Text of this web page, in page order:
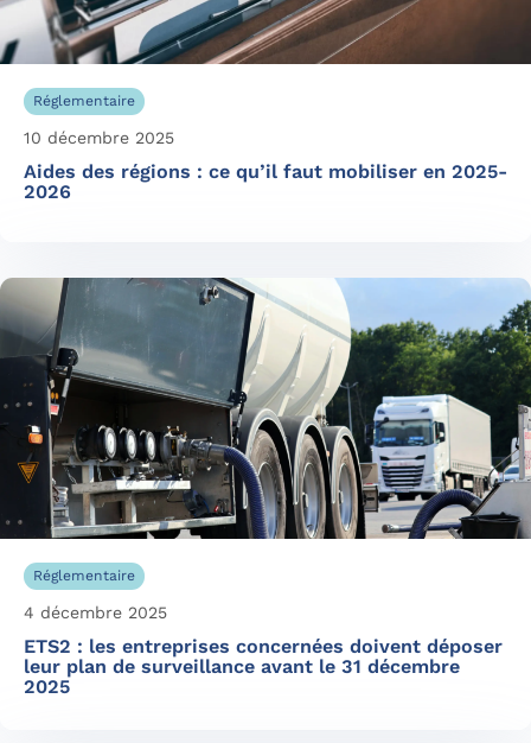
Réglementaire
10 décembre 2025
Aides des régions : ce qu’il faut mobiliser en 2025-
2026
Réglementaire
4 décembre 2025
ETS2 : les entreprises concernées doivent déposer
leur plan de surveillance avant le 31 décembre
2025